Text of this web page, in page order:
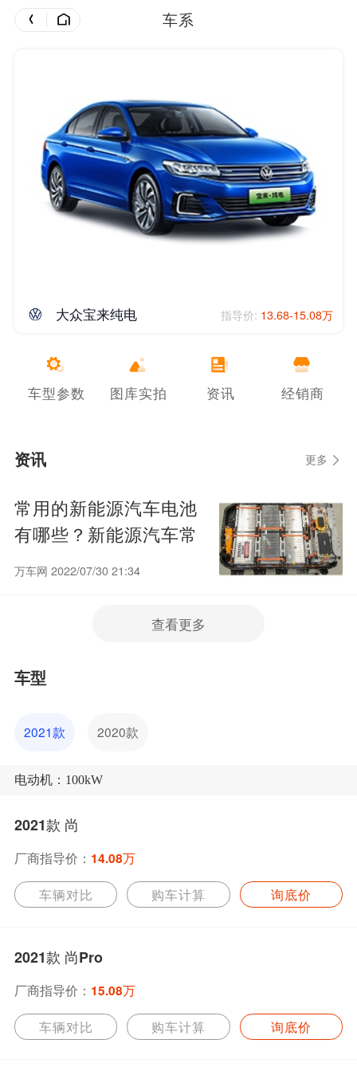
车系
大众宝来纯电 指导价: 13.68-15.08万
车型参数 图库实拍 资讯 经销商
资讯 更多
常用的新能源汽车电池
有哪些？新能源汽车常
用电池种类
万车网 2022/07/30 21:34
查看更多
车型
2021款 2020款
电动机：100kW
2021款 尚
厂商指导价： 14.08万
车辆对比 购车计算 询底价
2021款 尚Pro
厂商指导价： 15.08万
车辆对比 购车计算 询底价